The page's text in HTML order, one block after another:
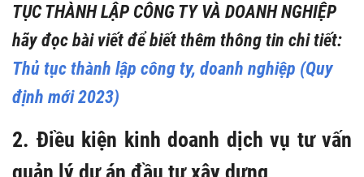
TỤC THÀNH LẬP CÔNG TY VÀ DOANH NGHIỆP
hãy đọc bài viết để biết thêm thông tin chi tiết:
Thủ tục thành lập công ty, doanh nghiệp (Quy
định mới 2023)
2. Điều kiện kinh doanh dịch vụ tư vấn